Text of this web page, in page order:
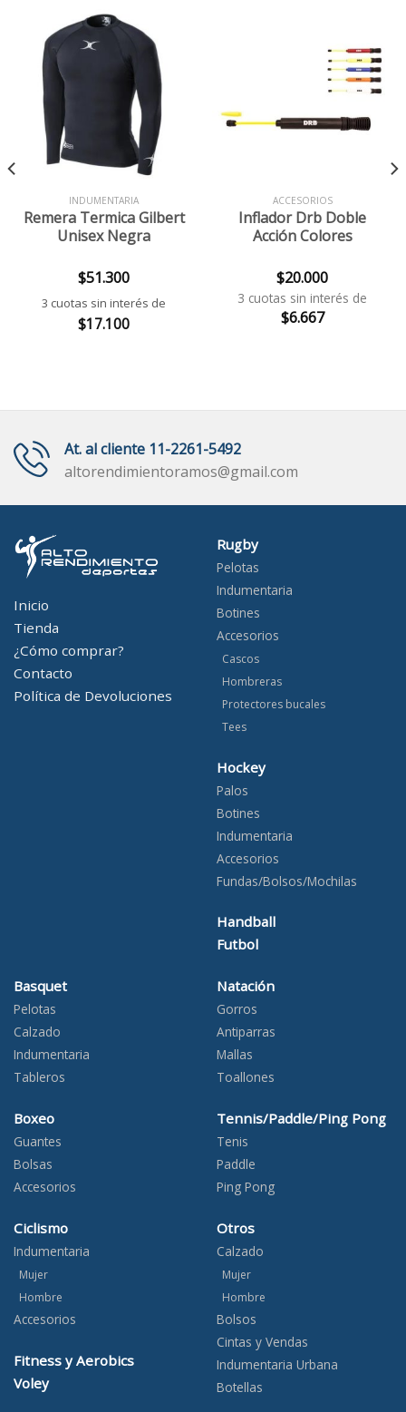
INDUMENTARIA
Remera Termica Gilbert
Unisex Negra
$51.300
3 cuotas sin interés de
$17.100
ACCESORIOS
Inflador Drb Doble
Acción Colores
$20.000
3 cuotas sin interés de
$6.667
At. al cliente 11-2261-5492
altorendimientoramos@gmail.com
Inicio
Tienda
¿Cómo comprar?
Contacto
Política de Devoluciones
Rugby
Pelotas
Indumentaria
Botines
Accesorios
Cascos
Hombreras
Protectores bucales
Tees
Hockey
Palos
Botines
Indumentaria
Accesorios
Fundas/Bolsos/Mochilas
Handball
Futbol
Basquet
Pelotas
Calzado
Indumentaria
Tableros
Boxeo
Guantes
Bolsas
Accesorios
Ciclismo
Indumentaria
Mujer
Hombre
Accesorios
Fitness y Aerobics
Voley
Natación
Gorros
Antiparras
Mallas
Toallones
Tennis/Paddle/Ping Pong
Tenis
Paddle
Ping Pong
Otros
Calzado
Mujer
Hombre
Bolsos
Cintas y Vendas
Indumentaria Urbana
Botellas